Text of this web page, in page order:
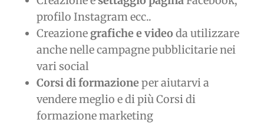
profilo Instagram ecc..
Creazione grafiche e videoda utilizzare
anche nelle campagne pubblicitarie nei
vari social
Corsi di formazione per aiutarvi a
vendere meglio e di più Corsi di
formazione marketing